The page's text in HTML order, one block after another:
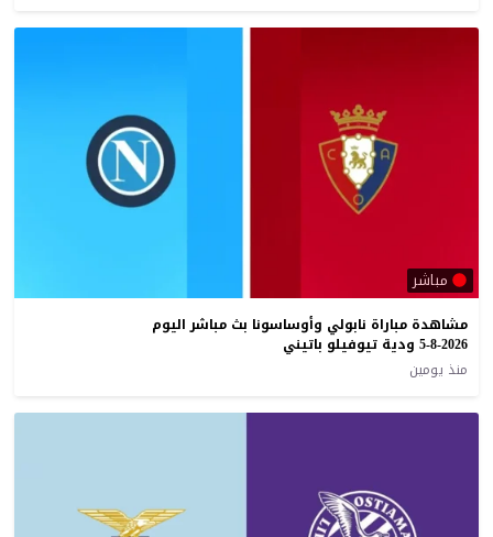
مباشر
مشاهدة مباراة نابولي وأوساسونا بث مباشر اليوم
5-8-2026 ودية تيوفيلو باتيني
منذ يومين